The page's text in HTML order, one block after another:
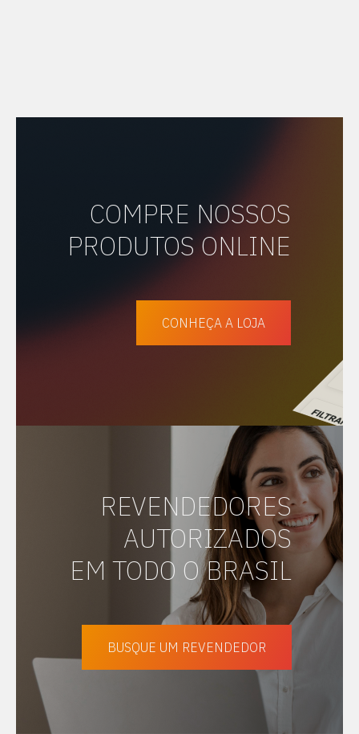
COMPRE NOSSOS
PRODUTOS ONLINE
CONHEÇA A LOJA
REVENDEDORES
AUTORIZADOS
EM TODO O BRASIL
BUSQUE UM REVENDEDOR